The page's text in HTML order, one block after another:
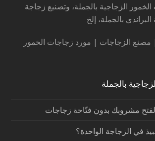
الزجاجية بالجملة، وتصنيع زجاجة
بالجملة، إلخ
الزجاجات | مورد زجاجات الخمور
بالجملة
في الزجاجة الواحدة؟